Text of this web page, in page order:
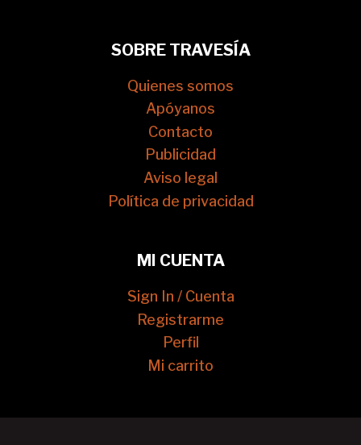
SOBRE TRAVESÍA
Quienes somos
Apóyanos
Contacto
Publicidad
Aviso legal
Política de privacidad
MI CUENTA
Sign In / Cuenta
Registrarme
Perfil
Mi carrito